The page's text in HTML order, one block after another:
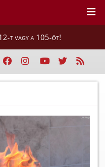
t vagy a 105-öt!